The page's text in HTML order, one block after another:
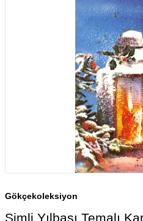
Gökçekoleksiyon
Simli Yılbaşı Temalı